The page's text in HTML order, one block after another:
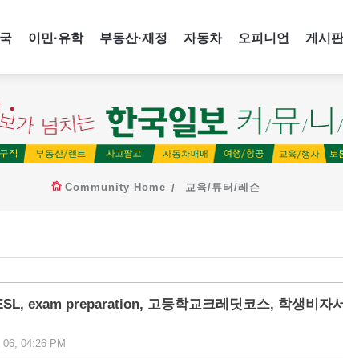
이민·유학 부동산·재정 자동차 오피니언 게시판
Community Home 교육/튜터/레슨
exam preparation, 고등학교크레딧코스, 학생비자
04:26 PM